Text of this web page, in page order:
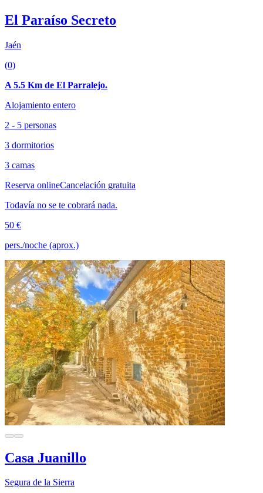
El Paraíso Secreto
Jaén
(0)
A 5.5 Km de El Parralejo.
Alojamiento entero
2 - 5 personas
3 dormitorios
3 camas
Reserva onlineCancelación gratuita
Todavía no se te cobrará nada.
50 €
pers./noche (aprox.)
Casa Juanillo
Segura de la Sierra